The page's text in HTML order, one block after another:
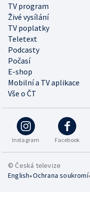
TV program
Živé vysílání
TV poplatky
Teletext
Podcasty
Počasí
E-shop
Mobilní a TV aplikace
Vše o ČT
Instagram Facebook
© Česká televize
English•Ochrana soukromí